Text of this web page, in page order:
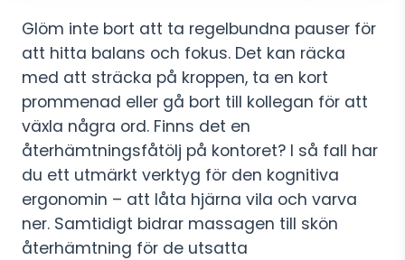
Glöm inte bort att ta regelbundna pauser för
att hitta balans och fokus. Det kan räcka
med att sträcka på kroppen, ta en kort
prommenad eller gå bort till kollegan för att
växla några ord. Finns det en
återhämtningsfåtölj på kontoret? I så fall har
du ett utmärkt verktyg för den kognitiva
ergonomin – att låta hjärna vila och varva
ner. Samtidigt bidrar massagen till skön
återhämtning för de utsatta